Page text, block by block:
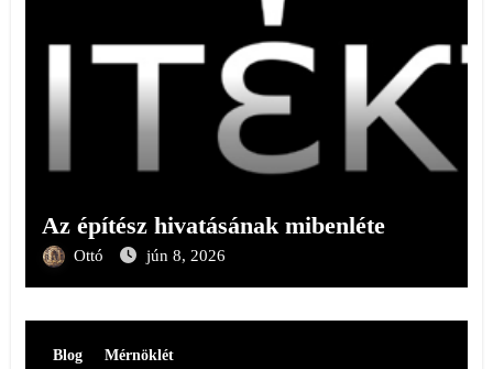
Az építész hivatásának mibenléte
Ottó jún 8, 2026
Blog Mérnöklét